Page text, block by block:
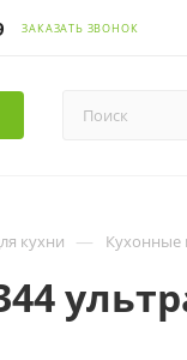
ЗАКАЗАТЬ ЗВОНОК
кухни — Кухонные